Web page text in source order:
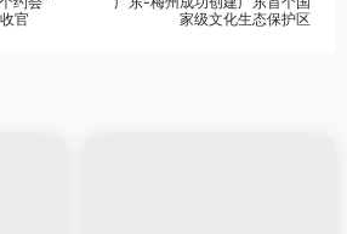
官
家级文化生态保护区